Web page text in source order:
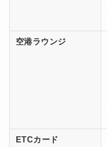
空港ラウンジ
ETCカード